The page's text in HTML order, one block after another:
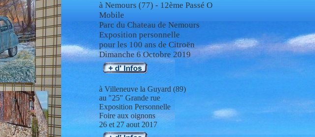
à Nemours (77) - 12ème Passé O
Mobile
Parc du Chateau de Nemours
Exposition personnelle
pour les 100 ans de Citroën
Dimanche 6 Octobre 2019
à Villeneuve la Guyard (89)
au "25" Grande rue
Exposition Personnelle
Foire aux oignons
26 et 27 aout 2017